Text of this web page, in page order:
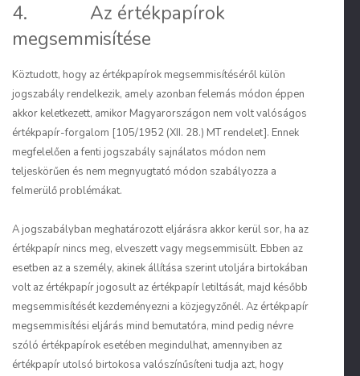
4. Az értékpapírok
megsemmisítése
Köztudott, hogy az értékpapírok megsemmisítéséről külön
jogszabály rendelkezik, amely azonban felemás módon éppen
akkor keletkezett, amikor Magyarországon nem volt valóságos
értékpapír-forgalom [105/1952 (XII. 28.) MT rendelet]. Ennek
megfelelően a fenti jogszabály sajnálatos módon nem
teljeskörűen és nem megnyugtató módon szabályozza a
felmerülő problémákat.
A jogszabályban meghatározott eljárásra akkor kerül sor, ha az
értékpapír nincs meg, elveszett vagy megsemmisült. Ebben az
esetben az a személy, akinek állítása szerint utoljára birtokában
volt az értékpapír jogosult az értékpapír letiltását, majd később
megsemmisítését kezdeményezni a közjegyzőnél. Az értékpapír
megsemmisítési eljárás mind bemutatóra, mind pedig névre
szóló értékpapírok esetében megindulhat, amennyiben az
értékpapír utolsó birtokosa valószínűsíteni tudja azt, hogy